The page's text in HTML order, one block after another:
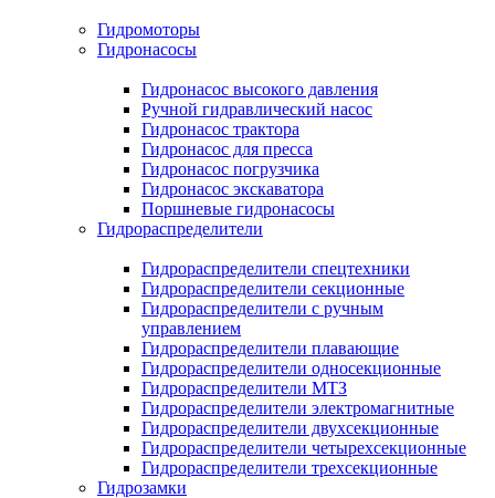
Гидромоторы
Гидронасосы
Гидронасос высокого давления
Ручной гидравлический насос
Гидронасос трактора
Гидронасос для пресса
Гидронасос погрузчика
Гидронасос экскаватора
Поршневые гидронасосы
Гидрораспределители
Гидрораспределители спецтехники
Гидрораспределители секционные
Гидрораспределители с ручным
управлением
Гидрораспределители плавающие
Гидрораспределители односекционные
Гидрораспределители МТЗ
Гидрораспределители электромагнитные
Гидрораспределители двухсекционные
Гидрораспределители четырехсекционные
Гидрораспределители трехсекционные
Гидрозамки